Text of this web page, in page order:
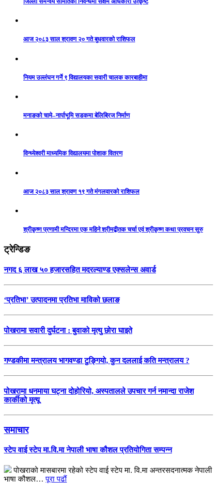
आज २०८३ साल श्रावण २० गते बुधवारको राशिफल
नियम उल्लंघन गर्ने ९ विद्यालयका सवारी चालक कारबाहीमा
मनाङको चामे–नार्पाभूमि सडकमा बेलिब्रिज निर्माण
विन्ध्येश्वरी माध्यमिक विद्यालयमा पोशाक वितरण
आज २०८३ साल श्रावण १९ गते मंगलवारको राशिफल
श्रीकृष्ण प्रणामी मन्दिरमा एक महिने श्रीमद्बीतक चर्चा एवं श्रीकृष्ण कथा प्रवचन सुरु
ट्रेन्डिङ
नगद ६ लाख ५० हजारसहित मदरल्याण्ड एक्सलेन्स अवार्ड
‘प्रतिभा’ उत्पादनमा प्रतिभा माविको छलाङ
पोखरामा सवारी दुर्घटना : बुवाको मृत्यु छोरा घाइते
गण्डकीमा मन्त्रालय भागवण्डा टुङ्गियो, कुन दललाई कति मन्त्रालय ?
पोखरामा धनमाया घट्ना दोहोरियो, अस्पतालले उपचार गर्न नमान्दा राजेश
कार्कीको मृत्यू
समाचार
स्टेप वाई स्टेप मा.वि.मा नेपाली भाषा कौशल प्रतियोगिता सम्पन्न
पोखराको मासबारमा रहेको स्टेप वाई स्टेप मा. वि.मा अन्तरसदनात्मक नेपाली
भाषा कौशल…पूरा पढौं